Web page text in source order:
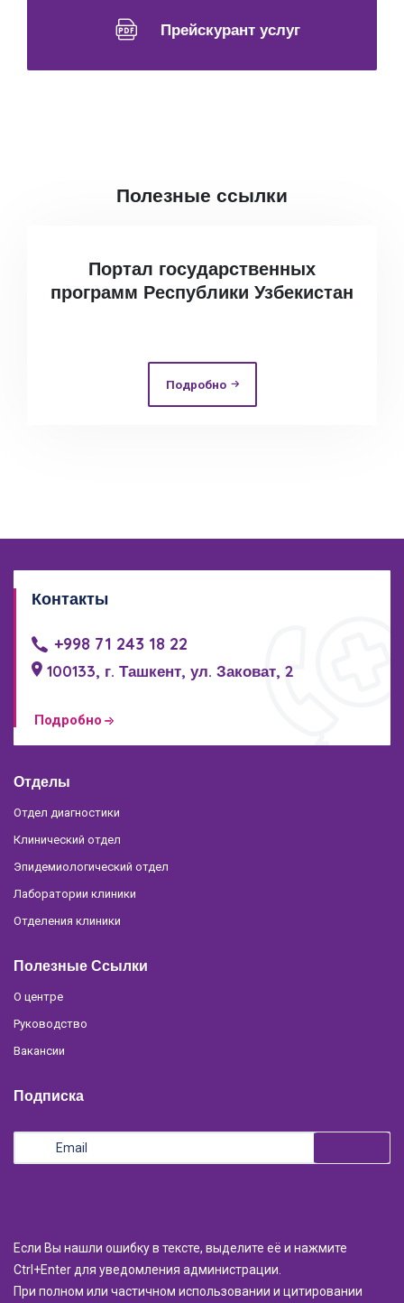
Прейскурант услуг
Полезные ссылки
Портал государственных
программ Республики Узбекистан
Подробно
Контакты
+998 71 243 18 22
100133, г. Ташкент, ул. Заковат, 2
Подробно
Отделы
Отдел диагностики
Клинический отдел
Эпидемиологический отдел
Лаборатории клиники
Отделения клиники
Полезные Ссылки
О центре
Руководство
Вакансии
Подписка
Если Вы нашли ошибку в тексте, выделите её и нажмите
Ctrl+Enter для уведомления администрации.
При полном или частичном использовании и цитировании